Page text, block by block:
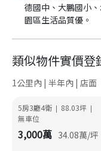
德國中、大鵬國小
園區生活品質優。
類似物件實價登
1公里內 | 半年內 | 店面
5房3廳4衛 | 88.03坪 |
無車位
3,000萬 34.08萬/坪